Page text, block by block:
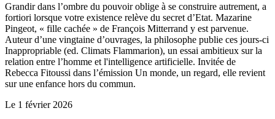
Grandir dans l’ombre du pouvoir oblige à se construire autrement, a
fortiori lorsque votre existence relève du secret d’Etat. Mazarine
Pingeot, « fille cachée » de François Mitterrand y est parvenue.
Auteur d’une vingtaine d’ouvrages, la philosophe publie ces jours-ci
Inappropriable (ed. Climats Flammarion), un essai ambitieux sur la
relation entre l’homme et l'intelligence artificielle. Invitée de
Rebecca Fitoussi dans l’émission Un monde, un regard, elle revient
sur une enfance hors du commun.
Le 1 février 2026